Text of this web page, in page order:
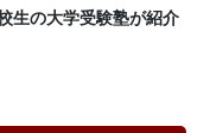
生の大学受験塾が紹介